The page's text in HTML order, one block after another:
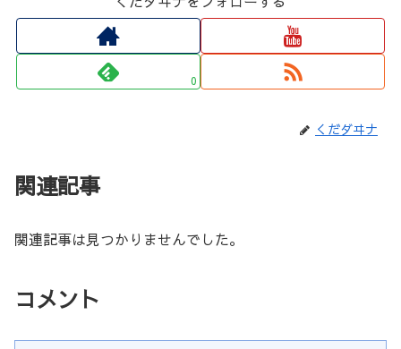
0
くだダヰナ
関連記事
関連記事は見つかりませんでした。
コメント